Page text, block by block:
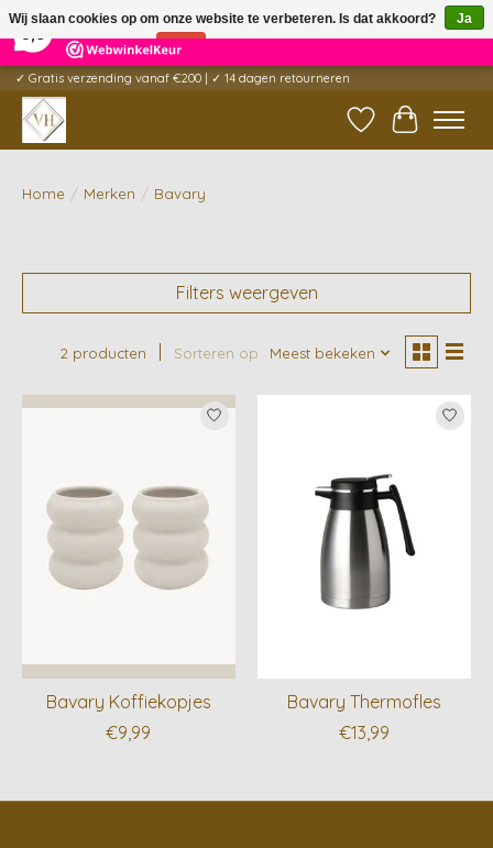
5 Reviews ×
✓ Gratis verzending vanaf €200 | ✓ 14 dagen retourneren
Verlanglijst
Home / Merken / Bavary
Filters weergeven
2 producten Sorteren op Meest bekeken
Bavary Koffiekopjes
€9,99
Bavary Thermofles
€13,99
Wij slaan cookies op om onze website te verbeteren. Is dat akkoord?
Ja
Nee